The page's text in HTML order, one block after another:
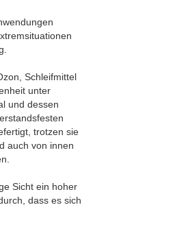
WR40
Schleifmittel
unter
und dessen
trotzen sie
auch von innen
Sicht ein hoher
dass es sich